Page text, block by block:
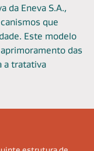
da Eneva S.A.,
que
Este modelo
das
a tratativa